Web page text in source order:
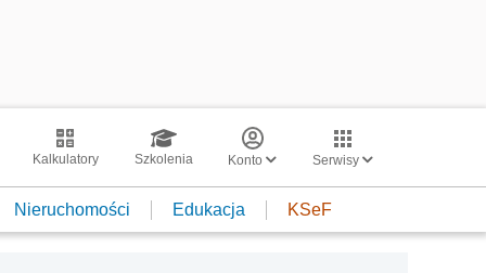
Kalkulatory Szkolenia Konto Serwisy
Nieruchomości Edukacja KSeF